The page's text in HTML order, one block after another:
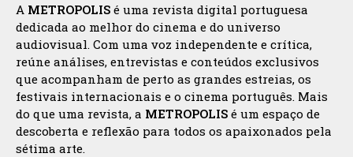
A METROPOLIS é uma revista digital portuguesa
dedicada ao melhor do cinema e do universo
audiovisual. Com uma voz independente e crítica,
reúne análises, entrevistas e conteúdos exclusivos
que acompanham de perto as grandes estreias, os
festivais internacionais e o cinema português. Mais
do que uma revista, a METROPOLIS é um espaço de
descoberta e reflexão para todos os apaixonados pela
sétima arte.